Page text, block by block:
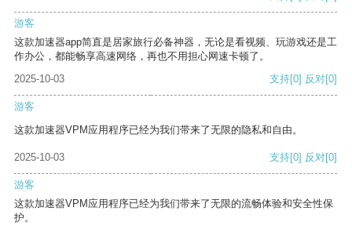
游客
这款加速器app简直是居家旅行必备神器，无论是看视频、玩游戏还是工
作办公，都能畅享高速网络，再也不用担心网速卡顿了。
2025-10-03
支持[0] 反对[0]
游客
这款加速器VPM应用程序已经为我们带来了无限的隐私和自由。
2025-10-03 支持[0] 反对[0]
游客
这款加速器VPM应用程序已经为我们带来了无限的流畅体验和安全性保
护。